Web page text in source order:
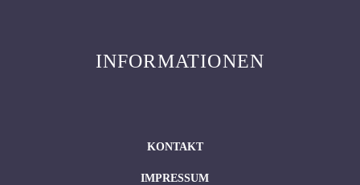
INFORMATIONEN
KONTAKT
IMPRESSUM